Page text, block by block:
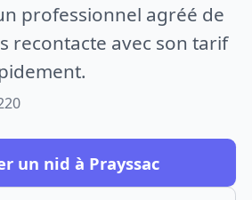
professionnel agréé de
recontacte avec son tarif
un nid à Prayssac